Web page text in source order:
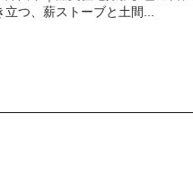
立つ、薪ストーブと土間...